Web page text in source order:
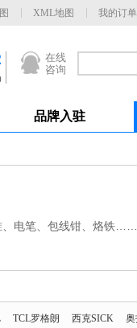
XML地图 我的订单
在线
咨询
品牌入驻
、电笔、包线钳、烙铁
TCL罗格朗 西克SICK